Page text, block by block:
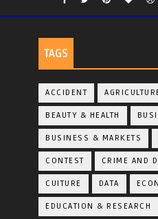
TAGS
ACCIDENT
BEAUTY & HEALTH
BUSINESS & MARKETS
CONTEST CRIME AND
CUITURE DATA
EDUCATION & RESEARCH